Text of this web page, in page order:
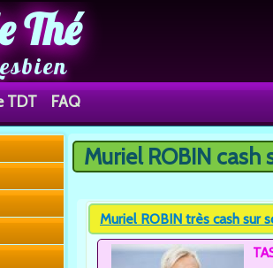
Thé
TDT FAQ
Vous êtes ici
Muriel ROBIN cash
Muriel ROBIN très cash sur